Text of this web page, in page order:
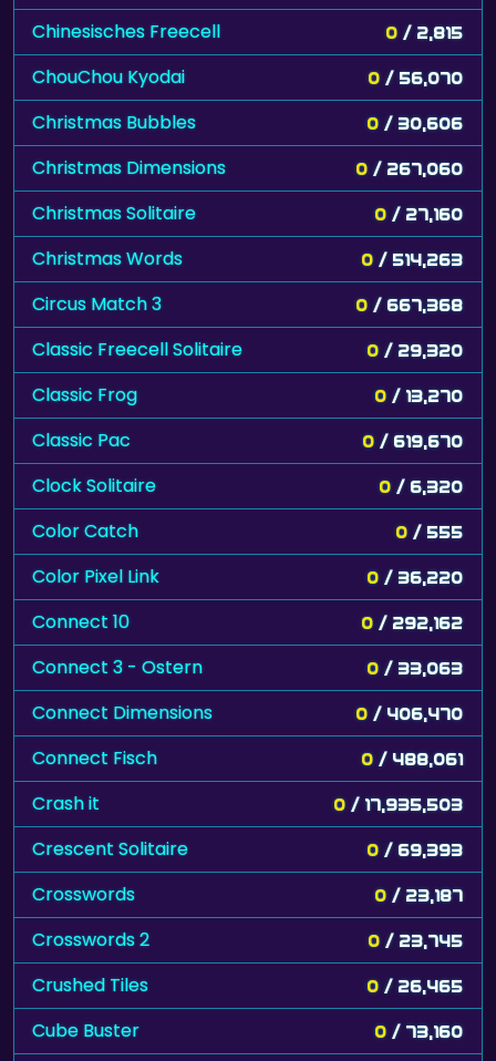
Chinesisches Freecell 0 / 2,815
ChouChou Kyodai 0 / 56,070
Christmas Bubbles 0 / 30,606
Christmas Dimensions 0 / 267,060
Christmas Solitaire 0 / 27,160
Christmas Words 0 / 514,263
Circus Match 3 0 / 667,368
Classic Freecell Solitaire 0 / 29,320
Classic Frog 0 / 13,270
Classic Pac 0 / 619,670
Clock Solitaire 0 / 6,320
Color Catch 0 / 555
Color Pixel Link 0 / 36,220
Connect 10 0 / 292,162
Connect 3 - Ostern 0 / 33,063
Connect Dimensions 0 / 406,470
Connect Fisch 0 / 488,061
Crash it 0 / 17,935,503
Crescent Solitaire 0 / 69,393
Crosswords 0 / 23,187
Crosswords 2 0 / 23,745
Crushed Tiles 0 / 26,465
Cube Buster 0 / 73,160